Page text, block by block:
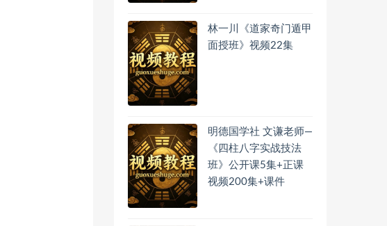
林一川《道家奇门遁甲
面授班》视频22集
明德国学社 文谦老师—
《四柱八字实战技法
班》公开课5集+正课
视频200集+课件